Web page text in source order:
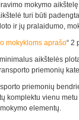
mokymo
turi būti
ir jų pralaidumo,
mokykloms aprašo“ 2
aikštelės
priemonių
priemonių
komplektu vienu
elementų.